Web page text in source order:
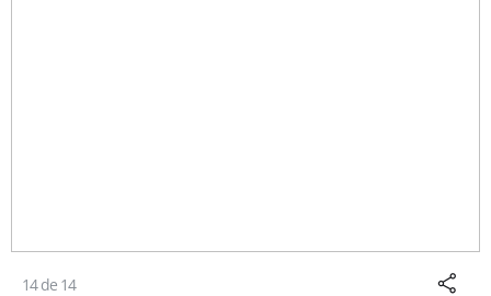
14 de 14